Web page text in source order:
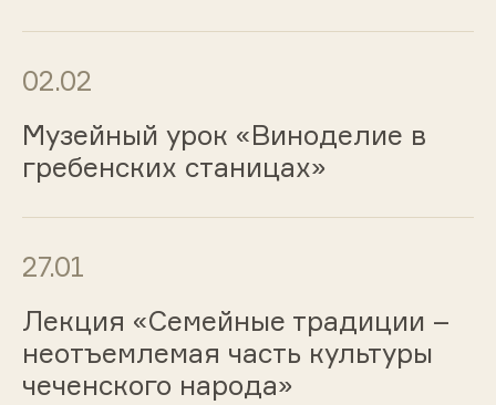
02.02
Музейный урок «Виноделие в
гребенских станицах»
27.01
Лекция «Семейные традиции –
неотъемлемая часть культуры
чеченского народа»